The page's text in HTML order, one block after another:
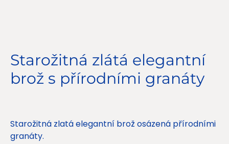
Starožitná zlátá elegantní
brož s přírodními granáty
Starožitná zlatá elegantní brož osázená přírodními
granáty.